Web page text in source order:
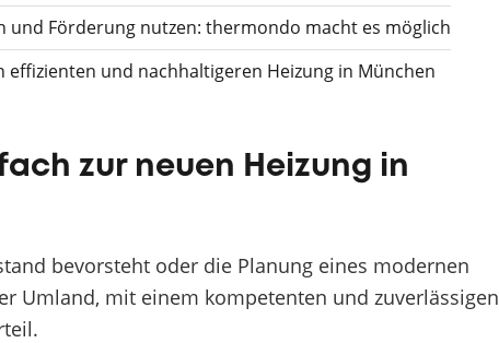
Förderung nutzen: thermondo macht es möglich
und nachhaltigeren Heizung in München
zur neuen Heizung in
bevorsteht oder die Planung eines modernen
Umland, mit einem kompetenten und zuverlässigen